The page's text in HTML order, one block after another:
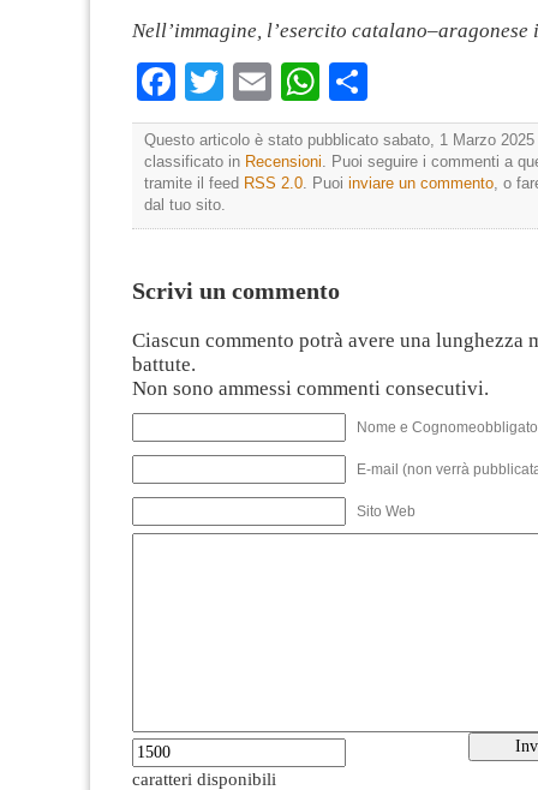
Nell’immagine, l’esercito catalano–aragonese
Facebook
TwitterEmailWhatsApp
Questo articolo è stato pubblicato sabato, 1 Marzo
classificato in Recensioni . Puoi seguire i commenti a
tramite il feed RSS 2.0 . Puoi inviare un commento , o
dal tuo sito.
Scrivi un commento
Ciascun commento potrà avere una lunghezza
battute.
Non sono ammessi commenti consecutivi.
Nome e
E-mail (non verrà
Sito Web
caratteri disponibili